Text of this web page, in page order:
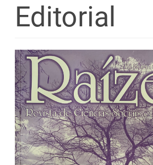
Editorial
Barra
lateral
de
artigos